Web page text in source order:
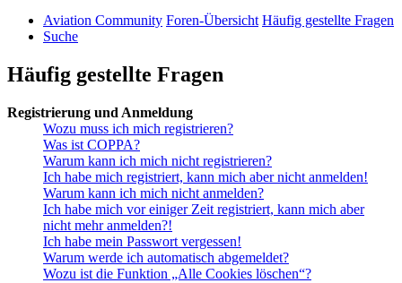
Aviation Community Foren-Übersicht Häufig gestellte Fragen
Suche
Häufig gestellte Fragen
Registrierung und Anmeldung
Wozu muss ich mich registrieren?
Was ist COPPA?
Warum kann ich mich nicht registrieren?
Ich habe mich registriert, kann mich aber nicht anmelden!
Warum kann ich mich nicht anmelden?
Ich habe mich vor einiger Zeit registriert, kann mich aber
nicht mehr anmelden?!
Ich habe mein Passwort vergessen!
Warum werde ich automatisch abgemeldet?
Wozu ist die Funktion „Alle Cookies löschen“?